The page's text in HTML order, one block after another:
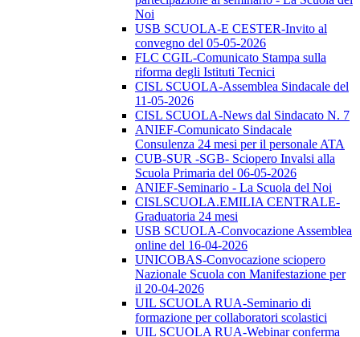
Noi
USB SCUOLA-E CESTER-Invito al
convegno del 05-05-2026
FLC CGIL-Comunicato Stampa sulla
riforma degli Istituti Tecnici
CISL SCUOLA-Assemblea Sindacale del
11-05-2026
CISL SCUOLA-News dal Sindacato N. 7
ANIEF-Comunicato Sindacale
Consulenza 24 mesi per il personale ATA
CUB-SUR -SGB- Sciopero Invalsi alla
Scuola Primaria del 06-05-2026
ANIEF-Seminario - La Scuola del Noi
CISLSCUOLA.EMILIA CENTRALE-
Graduatoria 24 mesi
USB SCUOLA-Convocazione Assemblea
online del 16-04-2026
UNICOBAS-Convocazione sciopero
Nazionale Scuola con Manifestazione per
il 20-04-2026
UIL SCUOLA RUA-Seminario di
formazione per collaboratori scolastici
UIL SCUOLA RUA-Webinar conferma